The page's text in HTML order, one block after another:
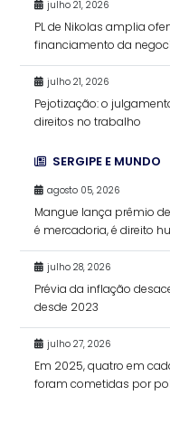
julho 21, 2026
PL de Nikolas amplia
financiamento da
julho 21, 2026
Pejotização: o
direitos no trabalho
SERGIPE E MUNDO
agosto 05, 2026
Mangue lança prêmio
é mercadoria, é direito
julho 28, 2026
Prévia da inflação
desde 2023
julho 27, 2026
Em 2025, quatro em
foram cometidas por